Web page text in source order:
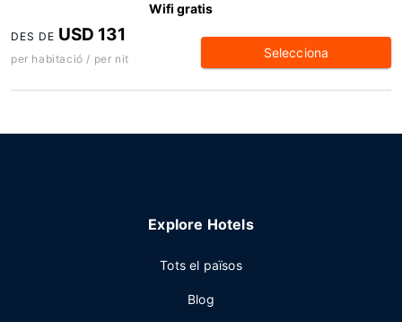
Wifi gratis
DES DE USD 131
per habitació / per nit Selecciona
Explore Hotels
Tots el països
Blog